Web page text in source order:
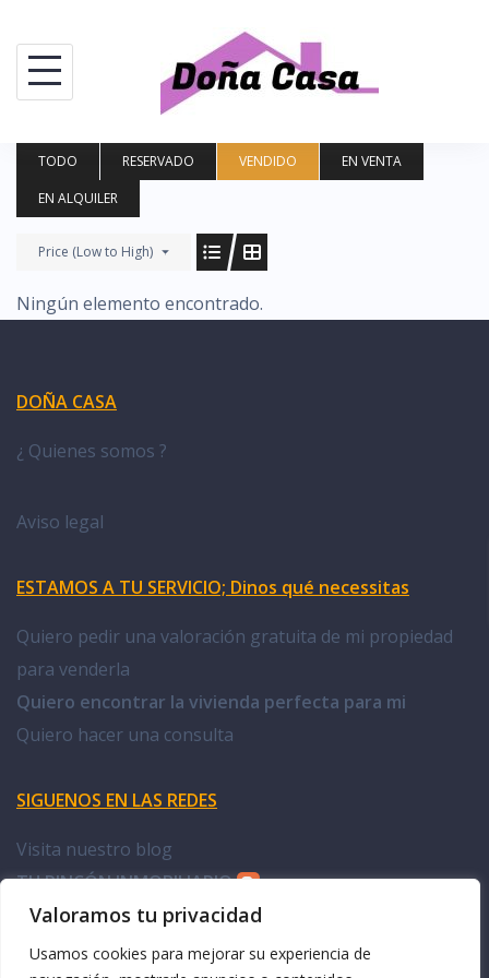
Valoramos tu privacidad
Usamos cookies para mejorar su experiencia de
contenido
TODO RESERVADO VENDIDO
EN VENTA
EN ALQUILER
Price (Low to High)
Ningún elemento encontrado.
DOÑA CASA
¿ Quienes somos ?
Aviso legal
ESTAMOS A TU SERVICIO; Dinos qué necessitas
Quiero pedir una valoración gratuita de mi propiedad
para venderla
Quiero encontrar la vivienda perfecta para mi
Quiero hacer una consulta
SIGUENOS EN LAS REDES
Visita nuestro blog
TU RINCÓN INMOBILIARIO
Facebook Doña Casa